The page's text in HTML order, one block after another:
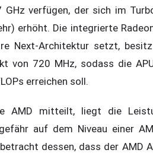
GHz verfügen, der sich im
erhöht. Die integrierte
Next-Architektur setzt,
von 720 MHz, sodass die
erreichen soll.
AMD mitteilt, liegt die
auf dem Niveau einer
dessen, dass der AMD